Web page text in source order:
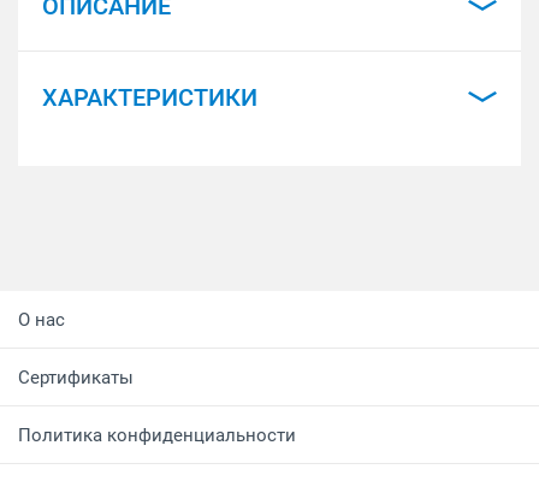
ОПИСАНИЕ
ХАРАКТЕРИСТИКИ
О нас
Сертификаты
Политика конфиденциальности